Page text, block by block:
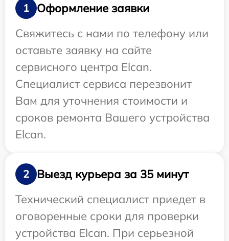
1
Оформление заявки
Свяжитесь с нами по телефону или
оставьте заявку на сайте
сервисного центра Elcan.
Специалист сервиса перезвонит
Вам для уточнения стоимости и
сроков ремонта Вашего устройства
Elcan.
2
Выезд курьера за 35 минут
Технический специалист приедет в
оговоренные сроки для проверки
устройства Elcan. При серьезной